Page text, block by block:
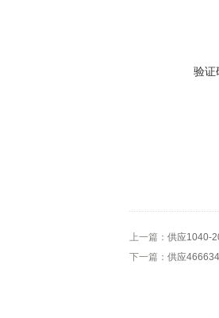
验证
上一篇： 供应1040-
下一篇： 供应